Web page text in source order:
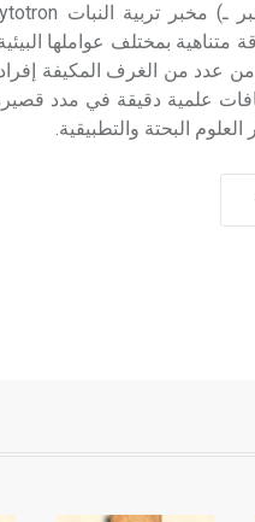
متناهية بمختلف عواملها
من عدد من الغرف المكيفة
علمية دقيقة في مدد
البحتة والتطبيقية.